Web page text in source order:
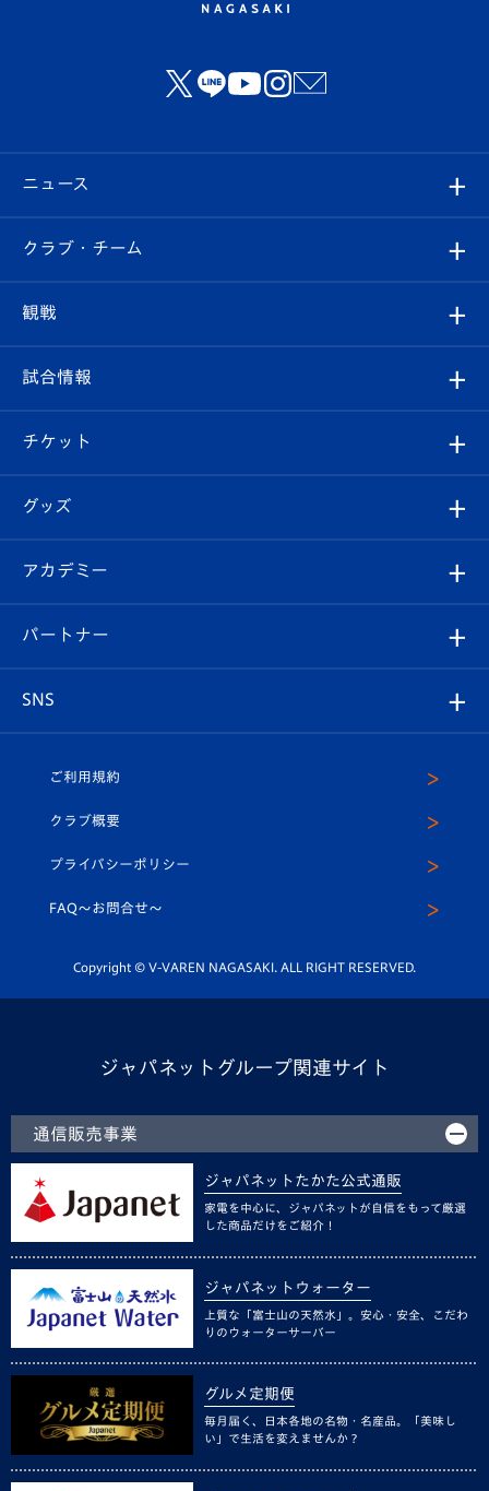
ニュース
すべて
クラブ
試合情報
チケット
イベント
メディア
ホームタウン
クラブ・チーム
クラブ概要
エンブレム紹介
スタッフプロフィール
マスコット紹介
平和祈念活動
ホームタウン活動
観戦
観戦ルール
はじめての観戦ガイド
Revive Team
ヴィヴィくんの長崎おもてなしガイド
試合情報
試合日程/結果
フォトギャラリー
スタジアムグルメ
チケット
チケット
V-LOVERS（ファンクラブ）
プレイヤーズスイート
グッズ
オンラインショップ
店舗情報
アカデミー
育成からのお知らせ
U-18
スクール
パートナー
SNS
ヴィヴィくんインスタグラム
公式LINE＠
ご利用規約
クラブ概要
プライバシーポリシー
FAQ〜お問合せ〜
Copyright © V-VAREN NAGASAKI. ALL RIGHT RESERVED.
ジャパネットグループ関連サイト
通信販売事業
ジャパネットたかた公式通販
家電を中心に、ジャパネットが自信をもって厳選
した商品だけをご紹介！
ジャパネットウォーター
上質な「富士山の天然水」。安心・安全、こだわ
りのウォーターサーバー
グルメ定期便
毎月届く、日本各地の名物・名産品。「美味し
い」で生活を変えませんか？